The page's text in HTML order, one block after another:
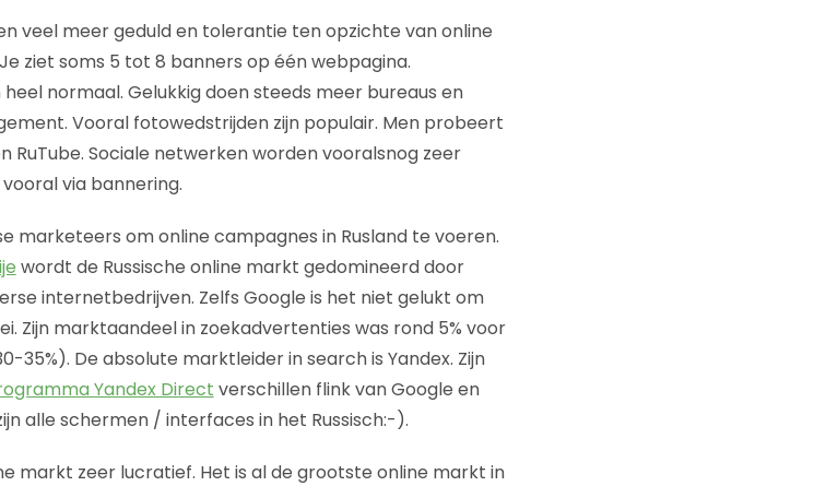
veel meer geduld en tolerantie ten opzichte van online
ziet soms 5 tot 8 banners op één webpagina.
normaal. Gelukkig doen steeds meer bureaus en
Vooral fotowedstrijden zijn populair. Men probeert
RuTube. Sociale netwerken worden vooralsnog zeer
via bannering.
marketeers om online campagnes in Rusland te voeren.
wordt de Russische online markt gedomineerd door
internetbedrijven. Zelfs Google is het niet gelukt om
Zijn marktaandeel in zoekadvertenties was rond 5% voor
35%). De absolute marktleider in search is Yandex. Zijn
Yandex Direct verschillen flink van Google en
alle schermen / interfaces in het Russisch:-).
markt zeer lucratief. Het is al de grootste online markt in